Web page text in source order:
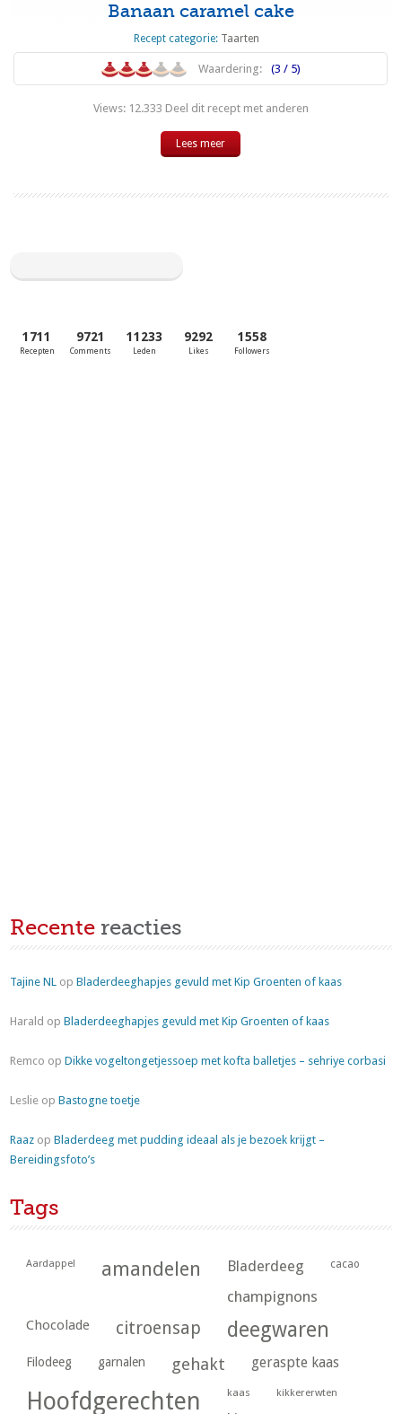
Banaan caramel cake
Recept categorie: Taarten
Waardering: (3 / 5)
Views: 12.333 Deel dit recept met anderen
Lees meer
1711
Recepten
9721
Comments
11233
Leden
9292
Likes
1558
Followers
Recente reacties
Tajine NL opBladerdeeghapjes gevuld met Kip Groenten of kaas
Harald opBladerdeeghapjes gevuld met Kip Groenten of kaas
Remco opDikke vogeltongetjessoep met kofta balletjes – sehriye corbasi
Leslie opBastogne toetje
Raaz opBladerdeeg met pudding ideaal als je bezoek krijgt –
Bereidingsfoto’s
Tags
Aardappel amandelen Bladerdeeg cacao
champignons
Chocolade citroensap deegwaren
Filodeeg garnalen gehakt geraspte kaas
Hoofdgerechten kaas kikkererwten